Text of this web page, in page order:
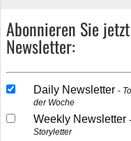
Abonnieren Sie
Newsletter:
Daily Newsletter
der Woche
Weekly Newsletter
Storyletter